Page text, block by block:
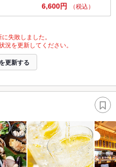
6,600円 （税込）
失敗しました。
を更新してください。
更新する